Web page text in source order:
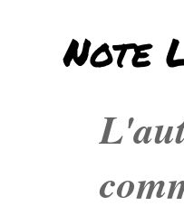
Note